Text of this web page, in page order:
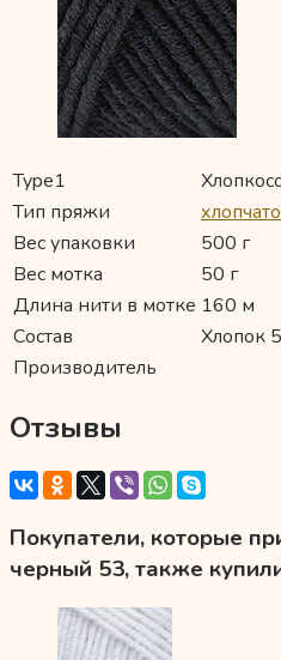
Type1
Тип пряжи
Вес упаковки
500 г
Вес мотка
50 г
Длина нити в мотке 160 м
Состав
Хлопок
Производитель
Отзывы
Покупатели, которые
черный 53, также